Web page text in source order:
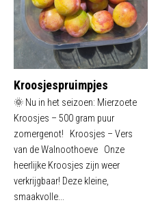
Kroosjespruimpjes
🌞 Nu in het seizoen: Mierzoete
Kroosjes – 500 gram puur
zomergenot! Kroosjes – Vers
van de Walnoothoeve Onze
heerlijke Kroosjes zijn weer
verkrijgbaar! Deze kleine,
smaakvolle...